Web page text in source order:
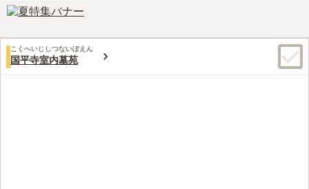
の流れにいち早く対応している霊園と言えます。 この霊園の園
路には、ケヤキやさくら、三本松などが植えられ、緑あふれる街
林や草地になっており、一面に緑が広がっています。 小平霊園
は非常に緑豊かで気持ちの良い雰囲気の霊園です。 お参りに来
ている人も多いですが、付近の方の散歩コースにもなっているよ
口コミ評価
50代男性
霊園近くや霊園内に売店はあるが、利用したことは過去に一度ほ
どしかない。お花やお供え物は、あらかじめ自宅近くなど別の店にて購入
し参拝している。
こくへいじしつないぼえん
国平寺室内墓苑